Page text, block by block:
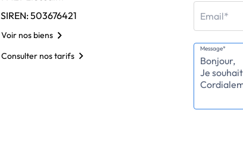
SIREN: 503676421
Voir nos biens
Consulter nos tarifs
Email*
Message*